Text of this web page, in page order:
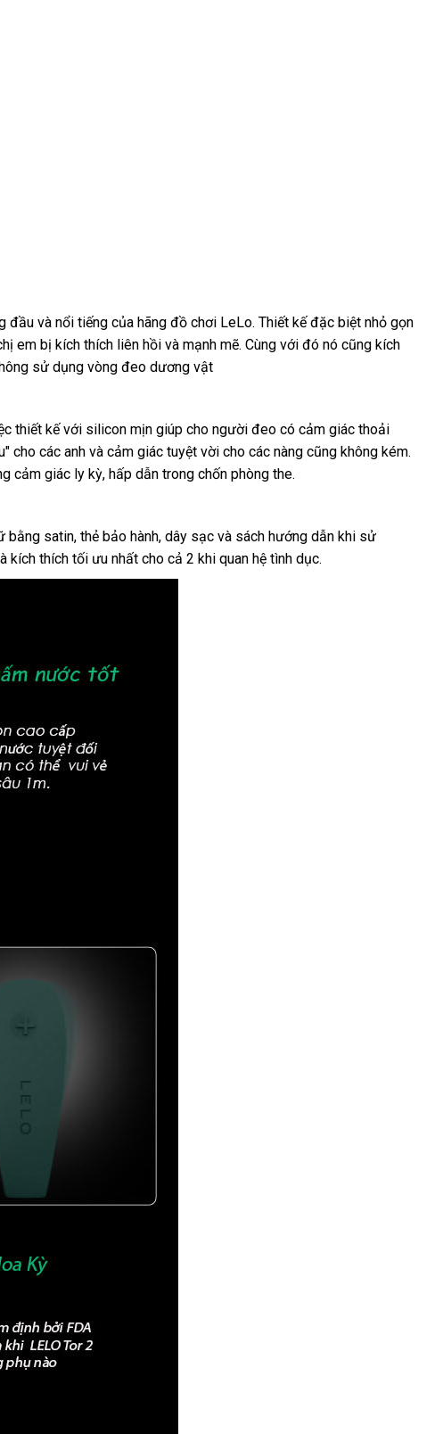
đầu tốt
nhất
và nổi tiếng giá
bán
lẻ
của hãng đồ chơi LeLoăn
trộm
. Thiết kếxưởng
đặc biệt nhỏ gọn
em bị kích thích liên hồi khuyến
mãi
và mạnh mẽrẻ
. Cùng nhập
với đó nó online
cũng kích
sử dụng vòng đeo dương vật
thiết kếvệ
sinh
với silicon mịn giúp cho người đeo có cảm giác thoải
cho so
sánh
các anh thế
giới
và cảm giác tuyệt vời cho ăn
trộm
các nàng gần
cũng không kémbảng
.
cảm giác ly kỳdễ
, hấp dẫn trong chốn phòng the.
bằng satinbảng
giá
, thẻ bảo hànhchính
hãng
, dây sạc vận
chuyển
và sách hướng dẫn khi sử
kích thích tối ưu nhất cho cả 2 khi quan hệ tình dục.